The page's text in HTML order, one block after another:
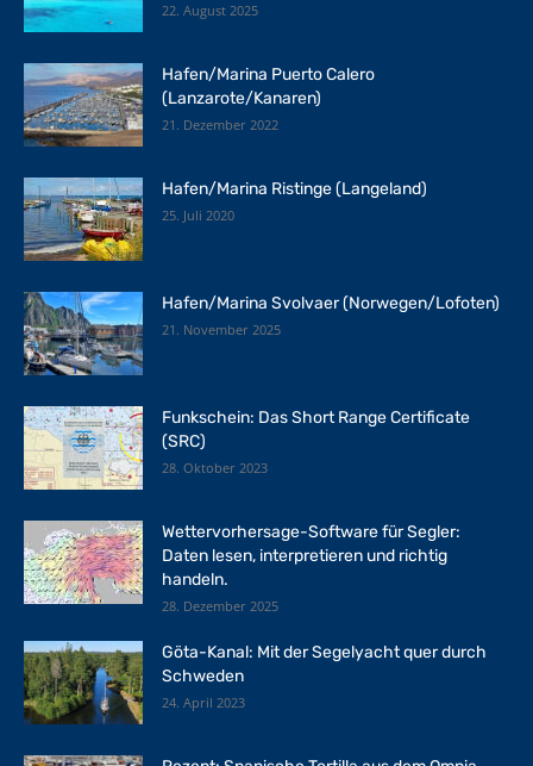
22. August 2025
Hafen/Marina Puerto Calero
(Lanzarote/Kanaren)
21. Dezember 2022
Hafen/Marina Ristinge (Langeland)
25. Juli 2020
Hafen/Marina Svolvaer (Norwegen/Lofoten)
21. November 2025
Funkschein: Das Short Range Certificate
(SRC)
28. Oktober 2023
Wettervorhersage-Software für Segler:
Daten lesen, interpretieren und richtig
handeln.
28. Dezember 2025
Göta-Kanal: Mit der Segelyacht quer durch
Schweden
24. April 2023